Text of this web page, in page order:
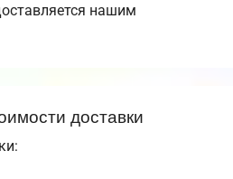
нашим
доставки